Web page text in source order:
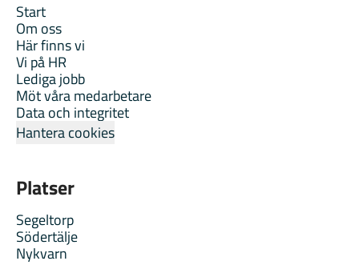
Start
Om oss
Här finns vi
Vi på HR
Lediga jobb
Möt våra medarbetare
Data och integritet
Hantera cookies
Platser
Segeltorp
Södertälje
Nykvarn